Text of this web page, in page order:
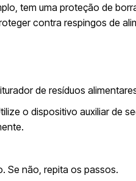
tem uma proteção de
contra respingos de
de resíduos
o dispositivo auxiliar de
Se não, repita os passos.